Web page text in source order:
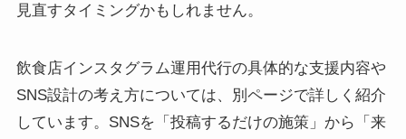
見直すタイミングかもしれません。
飲食店インスタグラム運用代行の具体的な支援内容や
SNS設計の考え方については、別ページで詳しく紹介
しています。SNSを「投稿するだけの施策」から「来